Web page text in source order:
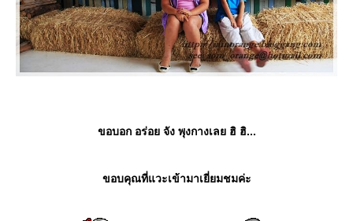
ขอบอก อร่อย จัง พุงกางเลย ฮิ ฮิ...
ขอบคุณที่แวะเข้ามาเยี่ยมชมค่ะ